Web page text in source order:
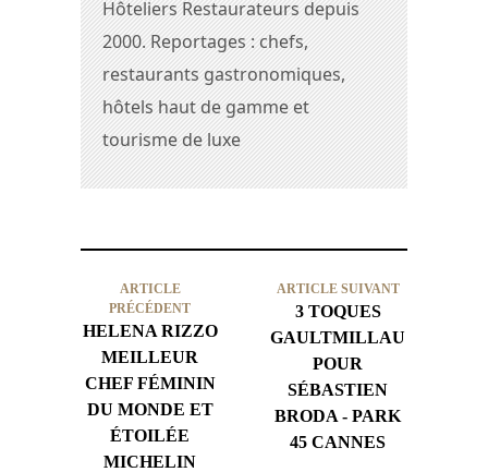
Hôteliers Restaurateurs depuis
2000. Reportages : chefs,
restaurants gastronomiques,
hôtels haut de gamme et
tourisme de luxe
ARTICLE
PRÉCÉDENT
HELENA RIZZO
MEILLEUR
CHEF FÉMININ
DU MONDE ET
ÉTOILÉE
MICHELIN
ARTICLE SUIVANT
3 TOQUES
GAULTMILLAU
POUR
SÉBASTIEN
BRODA - PARK
45 CANNES